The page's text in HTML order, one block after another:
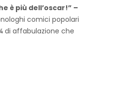
è più dell’oscar!” –
comici popolari
di affabulazione che